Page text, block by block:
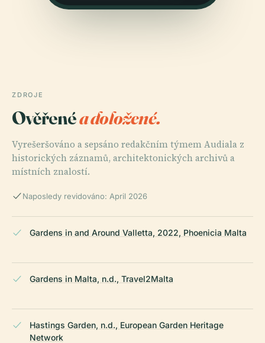
ZDROJE
Ověřenéa doložené.
Vyrešeršováno a sepsáno redakčním týmem Audiala z
historických záznamů, architektonických archivů a
místních znalostí.
Naposledy revidováno: April 2026
Gardens in and Around Valletta, 2022, Phoenicia Malta
Gardens in Malta, n.d., Travel2Malta
Hastings Garden, n.d., European Garden Heritage
Network